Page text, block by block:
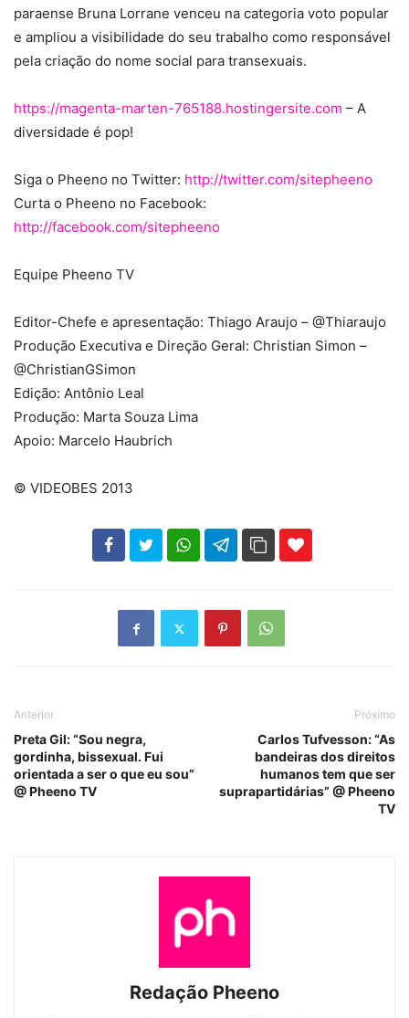
paraense Bruna Lorrane venceu na categoria voto popular
e ampliou a visibilidade do seu trabalho como responsável
pela criação do nome social para transexuais.
https://magenta-marten-765188.hostingersite.com – A
diversidade é pop!
Siga o Pheeno no Twitter: http://twitter.com/sitepheeno
Curta o Pheeno no Facebook:
http://facebook.com/sitepheeno
Equipe Pheeno TV
Editor-Chefe e apresentação: Thiago Araujo – @Thiaraujo
Produção Executiva e Direção Geral: Christian Simon –
@ChristianGSimon
Edição: Antônio Leal
Produção: Marta Souza Lima
Apoio: Marcelo Haubrich
© VIDEOBES 2013
102 35
Anterior
Preta Gil: “Sou negra,
gordinha, bissexual. Fui
orientada a ser o que eu sou”
@ Pheeno TV
Próximo
Carlos Tufvesson: “As
bandeiras dos direitos
humanos tem que ser
suprapartidárias” @ Pheeno
TV
Redação Pheeno